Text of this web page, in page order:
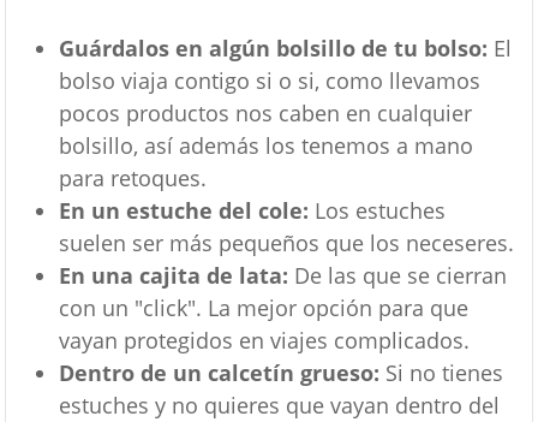
Guárdalos en algún bolsillo de tu bolso: El
bolso viaja contigo si o si, como llevamos
pocos productos nos caben en cualquier
bolsillo, así además los tenemos a mano
para retoques.
En un estuche del cole: Los estuches
suelen ser más pequeños que los neceseres.
En una cajita de lata: De las que se cierran
con un "click". La mejor opción para que
vayan protegidos en viajes complicados.
Dentro de un calcetín grueso: Si no tienes
estuches y no quieres que vayan dentro del